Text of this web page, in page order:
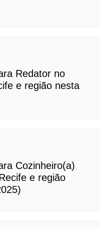
Redator no
e região nesta
Cozinheiro(a)
e região